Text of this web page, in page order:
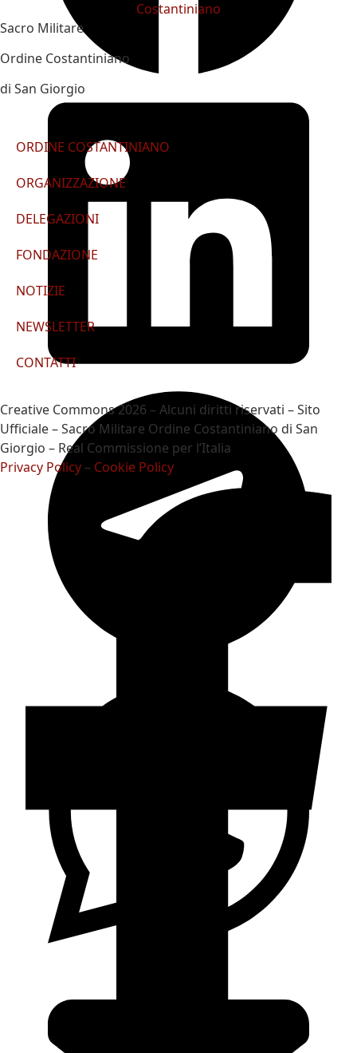
Sacro Militare
Ordine Costantiniano
di San Giorgio
ORDINE COSTANTINIANO
ORGANIZZAZIONE
DELEGAZIONI
FONDAZIONE
NOTIZIE
NEWSLETTER
CONTATTI
Creative Commons 2026 – Alcuni diritti riservati – Sito
Ufficiale – Sacro Militare Ordine Costantiniano di San
Giorgio – Real Commissione per l’Italia
Privacy Policy – Cookie Policy